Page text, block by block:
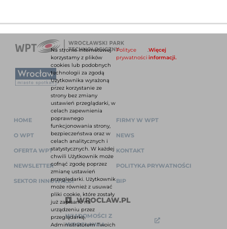
HOME
O WPT
OFERTA WPT
NEWSLETTER
SEKTOR INNOWACJI
FIRMY W WPT
NEWS
KONTAKT
POLITYKA PRYWATNOŚCI
BIP
WROCLAW.PL
WIADOMOŚCI Z
WROCŁAWIA
Na stronie internetowej
korzystamy z plików
cookies lub podobnych
technologii za zgodą
Użytkownika wyrażoną
przez korzystanie ze
strony bez zmiany
ustawień przeglądarki, w
celach zapewnienia
poprawnego
funkcjonowania strony,
bezpieczeństwa oraz w
celach analitycznych i
statystycznych. W każdej
chwili Użytkownik może
cofnąć zgodę poprzez
zmianę ustawień
przeglądarki. Użytkownik
może również z usuwać
pliki cookie, które zostały
już zapisane na
urządzeniu przez
przeglądarkę.
Administratorem Twoich
Polityce
prywatności
Więcej
informacji.